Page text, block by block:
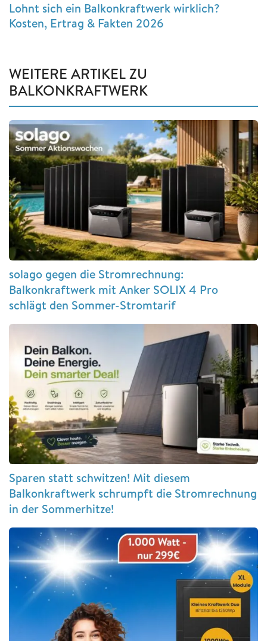
Lohnt sich ein Balkonkraftwerk wirklich?
Kosten, Ertrag & Fakten 2026
WEITERE ARTIKEL ZU
BALKONKRAFTWERK
solago gegen die Stromrechnung:
Balkonkraftwerk mit Anker SOLIX 4 Pro
schlägt den Sommer-Stromtarif
Sparen statt schwitzen! Mit diesem
Balkonkraftwerk schrumpft die Stromrechnung
in der Sommerhitze!